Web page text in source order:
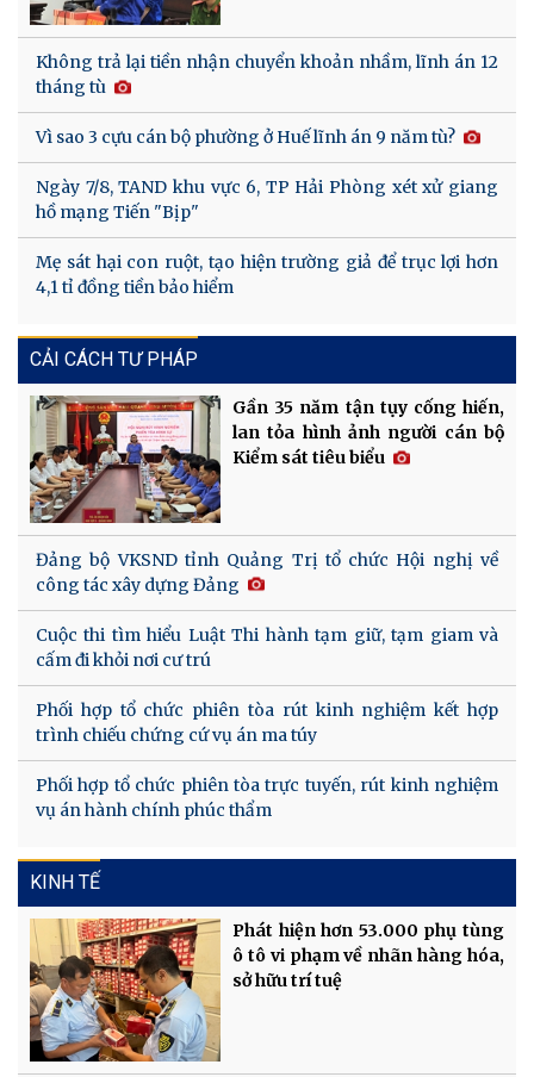
Không trả lại tiền nhận chuyển khoản nhầm, lĩnh án 12
tháng tù
Vì sao 3 cựu cán bộ phường ở Huế lĩnh án 9 năm tù?
Ngày 7/8, TAND khu vực 6, TP Hải Phòng xét xử giang
hồ mạng Tiến "Bịp"
Mẹ sát hại con ruột, tạo hiện trường giả để trục lợi hơn
4,1 tỉ đồng tiền bảo hiểm
CẢI CÁCH TƯ PHÁP
Gần 35 năm tận tụy cống hiến,
lan tỏa hình ảnh người cán bộ
Kiểm sát tiêu biểu
Đảng bộ VKSND tỉnh Quảng Trị tổ chức Hội nghị về
công tác xây dựng Đảng
Cuộc thi tìm hiểu Luật Thi hành tạm giữ, tạm giam và
cấm đi khỏi nơi cư trú
Phối hợp tổ chức phiên tòa rút kinh nghiệm kết hợp
trình chiếu chứng cứ vụ án ma túy
Phối hợp tổ chức phiên tòa trực tuyến, rút kinh nghiệm
vụ án hành chính phúc thẩm
KINH TẾ
Phát hiện hơn 53.000 phụ tùng
ô tô vi phạm về nhãn hàng hóa,
sở hữu trí tuệ